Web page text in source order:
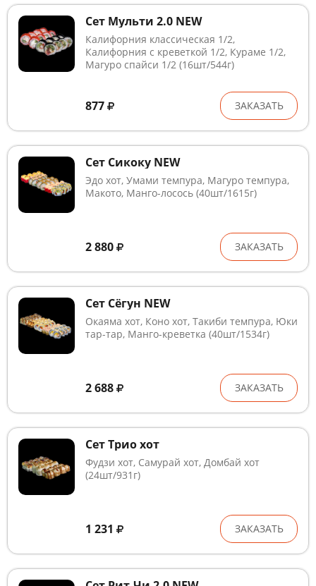
Сет Мульти 2.0 NEW
Калифорния классическая 1/2,
Калифорния с креветкой 1/2, Кураме 1/2,
Магуро спайси 1/2 (16шт/544г)
877 ЗАКАЗАТЬ
Сет Сикоку NEW
Эдо хот, Умами темпура, Магуро темпура,
Макото, Манго-лосось (40шт/1615г)
2 880 ЗАКАЗАТЬ
Сет Сёгун NEW
Окаяма хот, Коно хот, Такиби темпура, Юки
тар-тар, Манго-креветка (40шт/1534г)
2 688 ЗАКАЗАТЬ
Сет Трио хот
Фудзи хот, Самурай хот, Домбай хот
(24шт/931г)
1 231 ЗАКАЗАТЬ